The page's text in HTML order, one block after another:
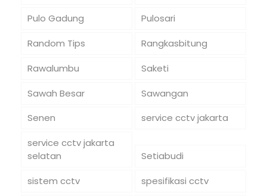
Pulo Gadung
Pulosari
Random Tips
Rangkasbitung
Rawalumbu
Saketi
Sawah Besar
Sawangan
Senen
service cctv jakarta
service cctv jakarta
selatan
Setiabudi
sistem cctv
spesifikasi cctv